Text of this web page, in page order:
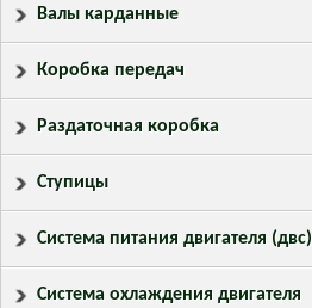
Валы карданные
Коробка передач
Раздаточная коробка
Ступицы
Система питания двигателя (двс)
Система охлаждения двигателя